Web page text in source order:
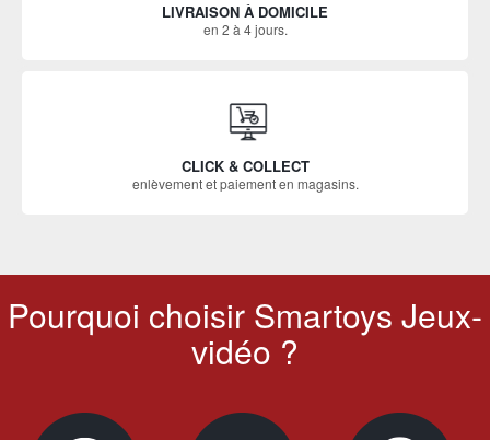
LIVRAISON À DOMICILE
en 2 à 4 jours.
CLICK & COLLECT
enlèvement et paiement en magasins.
Pourquoi choisir Smartoys Jeux-
vidéo ?